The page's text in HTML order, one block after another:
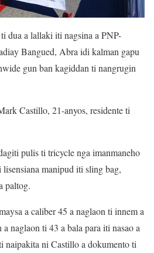
a lallaki iti nagsina a PNP-
Bangued, Abra idi kalman gapu
gun ban kagiddan ti nangrugin
Castillo, 21-anyos, residente ti
pulis ti tricycle nga imanmaneho
manipud iti sling bag,
paltog.
a caliber 45 a naglaon ti innem a
naglaon ti 43 a bala para iti nasao a
naipakita ni Castillo a dokumento ti